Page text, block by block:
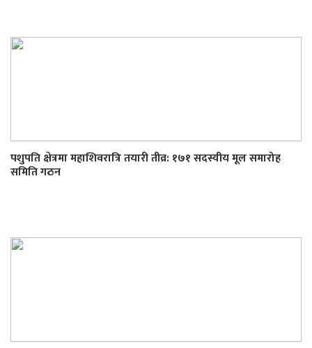
पशुपति क्षेत्रमा महाशिवरात्रि तयारी तीव्र: १७१ सदस्यीय मूल समारोह
समिति गठन